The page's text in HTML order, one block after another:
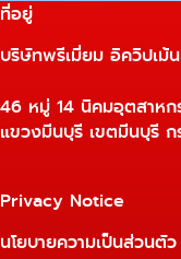
ที่อยู่
บริษัทพรีเมี่ยม อิควิปเม้
46 หมู่ 14 นิคมอุตสาหก
แขวงมีนบุรี เขตมีนบุรี
Privacy Notice
นโยบายความเป็นส่วนตัว